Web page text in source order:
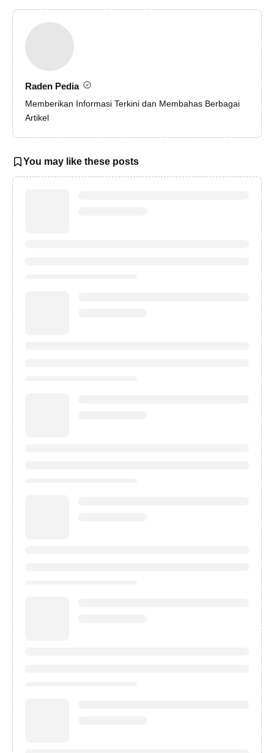
Raden Pedia
Memberikan Informasi Terkini dan Membahas Berbagai
Artikel
You may like these posts